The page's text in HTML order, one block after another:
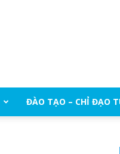
ĐÀO TẠO – CHỈ ĐẠO